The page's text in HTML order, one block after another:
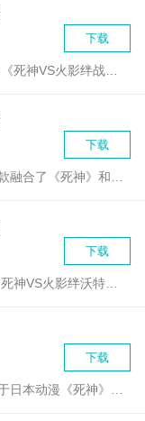
下载
死神VS火影绊战神改版简介 《死神VS火影绊战神》是一款基...
下载
真死神VS火影绊最新版是一款融合了《死神》和《火影忍者》两部...
下载
死神VS火影绊沃特水改简介 死神VS火影绊沃特水改是一...
下载
《死神VS火影绊》是一款基于日本动漫《死神》和《火影忍者》的...